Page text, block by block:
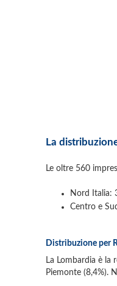
La
Le oltre 560
Nord Italia:
Centro e
Distribuzione per
La Lombardia è la
Piemonte (8,4%).